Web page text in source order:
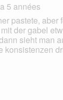
5 années
pastete, aber
der gabel
sieht man
konsistenzen